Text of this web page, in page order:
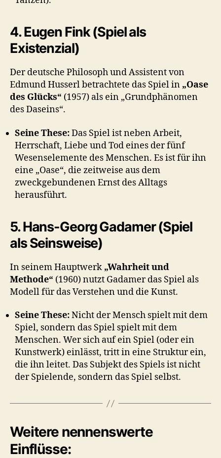
4. Eugen Fink (Spiel als
Existenzial)
Der deutsche Philosoph und Assistent von
Edmund Husserl betrachtete das Spiel in „Oase
des Glücks“ (1957) als ein „Grundphänomen
des Daseins“.
Seine These:Das Spiel ist neben Arbeit,
Herrschaft, Liebe und Tod eines der fünf
Wesenselemente des Menschen. Es ist für ihn
eine „Oase“, die zeitweise aus dem
zweckgebundenen Ernst des Alltags
herausführt.
5. Hans-Georg Gadamer (Spiel
als Seinsweise)
In seinem Hauptwerk „Wahrheit und
Methode“ (1960) nutzt Gadamer das Spiel als
Modell für das Verstehen und die Kunst.
Seine These:Nicht der Mensch spielt mit dem
Spiel, sondern das Spiel spielt mit dem
Menschen. Wer sich auf ein Spiel (oder ein
Kunstwerk) einlässt, tritt in eine Struktur ein,
die ihn leitet. Das Subjekt des Spiels ist nicht
der Spielende, sondern das Spiel selbst.
Weitere nennenswerte
Einflüsse: